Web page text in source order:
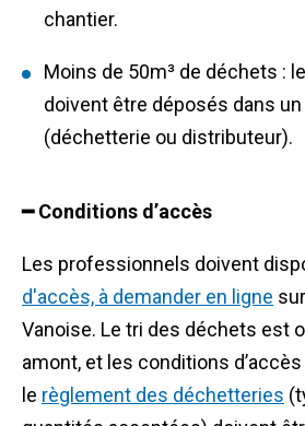
chantier.
Moins de 50m³ de déchets :
doivent être déposés dans
(déchetterie ou distributeur).
━ Conditions d’accès
Les professionnels doivent
d'accès, à demander en ligne
Vanoise. Le tri des déchets est
amont, et les conditions
le règlement des déchetteries